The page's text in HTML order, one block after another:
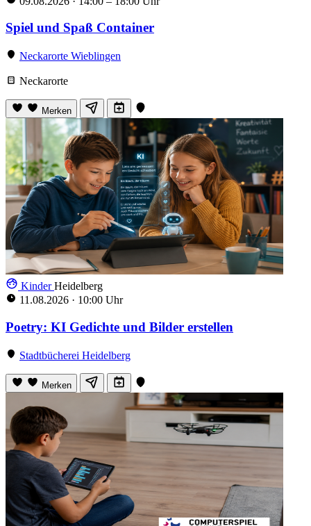
Spiel und Spaß Container
Neckarorte Wieblingen
Neckarorte
Merken
KinderHeidelberg
11.08.2026 · 10:00 Uhr
Poetry: KI Gedichte und Bilder erstellen
Stadtbücherei Heidelberg
Merken